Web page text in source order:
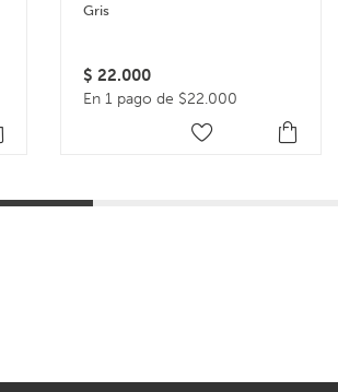
Gris
$ 22.000
En 1 pago de $22.000